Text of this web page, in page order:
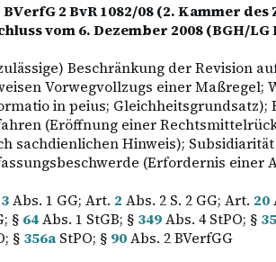
BVerfG 2 BvR 1082/08 (2. Kammer des
vom 6. Dezember 2008 (BGH/
Beschränkung der Revision
Vorwegvollzugs einer Maßregel;
in peius; Gleichheitsgrundsatz);
(Eröffnung einer
sachdienlichen Hinweis);
(Erfordernis einer
3Abs. 1 GG; Art. 2 Abs. 2 S. 2 GG; Art. 20
§ 64Abs. 1 StGB; § 349Abs. 4 StPO; §
§ 356aStPO; § 90Abs. 2 BVerfGG